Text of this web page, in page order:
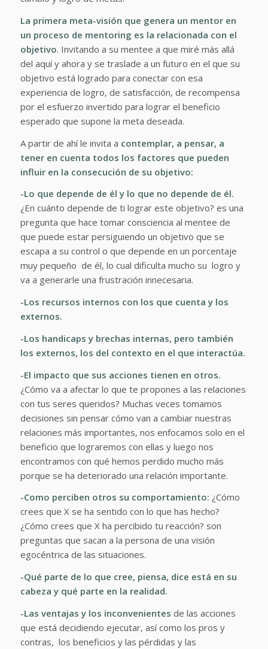
La primera meta-visión que genera un mentor en
un proceso de mentoring es la relacionada con el
objetivo. Invitando a su mentee a que miré más allá
del aquí y ahora y se traslade a un futuro en el que su
objetivo está logrado para conectar con esa
experiencia de logro, de satisfacción, de recompensa
por el esfuerzo invertido para lograr el beneficio
esperado que supone la meta deseada.
A partir de ahí le invita a contemplar, a pensar, a
tener en cuenta todos los factores que pueden
influir en la consecución de su objetivo:
-Lo que depende de él y lo que no depende de él.
¿En cuánto depende de ti lograr este objetivo? es una
pregunta que hace tomar consciencia al mentee de
que puede estar persiguiendo un objetivo que se
escapa a su control o que depende en un porcentaje
muy pequeño de él, lo cual dificulta mucho su logro y
va a generarle una frustración innecesaria.
-Los recursos internos con los que cuenta y los
externos.
-Los handicaps y brechas internas, pero también
los externos, los del contexto en el que interactúa.
-El impacto que sus acciones tienen en otros.
¿Cómo va a afectar lo que te propones a las relaciones
con tus seres queridos? Muchas veces tomamos
decisiones sin pensar cómo van a cambiar nuestras
relaciones más importantes, nos enfocamos solo en el
beneficio que lograremos con ellas y luego nos
encontramos con qué hemos perdido mucho más
porque se ha deteriorado una relación importante.
-Como perciben otros su comportamiento: ¿Cómo
crees que X se ha sentido con lo que has hecho?
¿Cómo crees que X ha percibido tu reacción? son
preguntas que sacan a la persona de una visión
egocéntrica de las situaciones.
-Qué parte de lo que cree, piensa, dice está en su
cabeza y qué parte en la realidad.
-Las ventajas y los inconvenientes de las acciones
que está decidiendo ejecutar, así como los pros y
contras, los beneficios y las pérdidas y las